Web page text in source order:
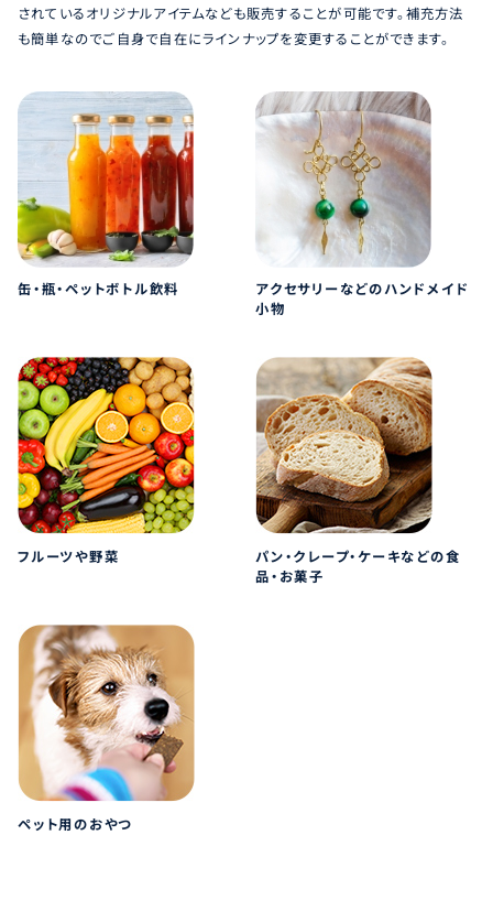
されているオリジナルアイテムなども販売することが可能です。補充方法
も簡単なのでご自身で自在にラインナップを変更することができます。
缶・瓶・ペットボトル飲料 アクセサリーなどのハンドメイド
小物
フルーツや野菜 パン・クレープ・ケーキなどの食
品・お菓子
ペット用のおやつ